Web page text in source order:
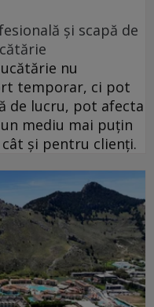
și scapă de
nu
temporar, ci pot
de lucru, pot afecta
mediu mai puțin
și pentru clienți.